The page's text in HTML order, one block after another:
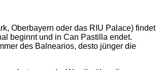
Oberbayern oder das RIU Palace) findet
beginnt und in Can Pastilla endet.
des Balnearios, desto jünger die